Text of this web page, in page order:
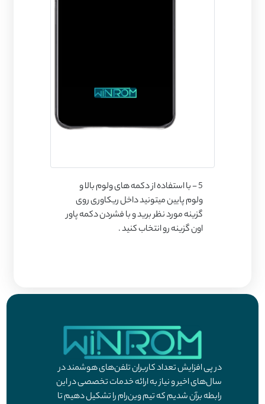
5 - با استفاده از دکمه های ولوم بالا و
ولوم پایین میتونید داخل ریکاوری روی
گزینه مورد نظر برید و با فشردن دکمه پاور
اون گزینه رو انتخاب کنید .
در پی افزایش تعداد کاربران تلفن‌های هوشمند در
سال‌های اخیر و نیاز به ارائه خدمات تخصصی در این
رابطه برآن شدیم که تیم وین‌رام را تشکیل دهیم تا